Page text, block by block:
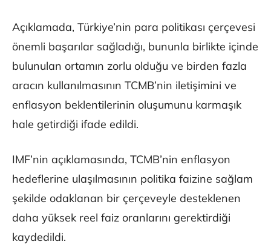
Açıklamada, Türkiye’nin para politikası çerçevesi
önemli başarılar sağladığı, bununla birlikte içinde
bulunulan ortamın zorlu olduğu ve birden fazla
aracın kullanılmasının TCMB’nin iletişimini ve
enflasyon beklentilerinin oluşumunu karmaşık
hale getirdiği ifade edildi.
IMF’nin açıklamasında, TCMB’nin enflasyon
hedeflerine ulaşılmasının politika faizine sağlam
şekilde odaklanan bir çerçeveyle desteklenen
daha yüksek reel faiz oranlarını gerektirdiği
kaydedildi.